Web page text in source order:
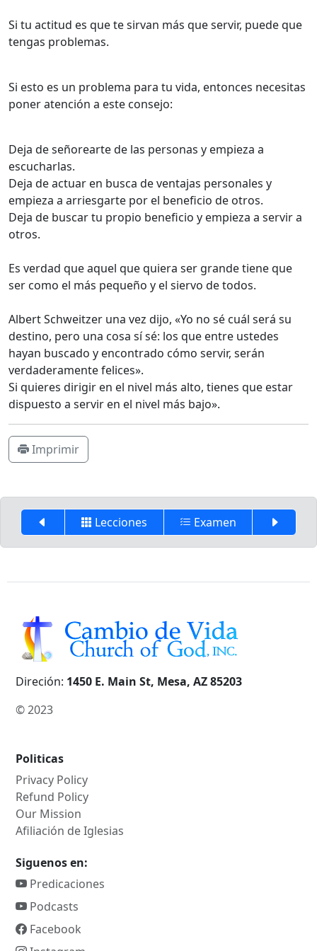
Si tu actitud es que te sirvan más que servir, puede que
tengas problemas.
Si esto es un problema para tu vida, entonces necesitas
poner atención a este consejo:
Deja de señorearte de las personas y empieza a
escucharlas.
Deja de actuar en busca de ventajas personales y
empieza a arriesgarte por el beneficio de otros.
Deja de buscar tu propio beneficio y empieza a servir a
otros.
Es verdad que aquel que quiera ser grande tiene que
ser como el más pequeño y el siervo de todos.
Albert Schweitzer una vez dijo, «Yo no sé cuál será su
destino, pero una cosa sí sé: los que entre ustedes
hayan buscado y encontrado cómo servir, serán
verdaderamente felices».
Si quieres dirigir en el nivel más alto, tienes que estar
dispuesto a servir en el nivel más bajo».
Imprimir
Lecciones Examen
Direción: 1450 E. Main St, Mesa, AZ 85203
© 2023
Politicas
Privacy Policy
Refund Policy
Our Mission
Afiliación de Iglesias
Siguenos en:
Predicaciones
Podcasts
Facebook